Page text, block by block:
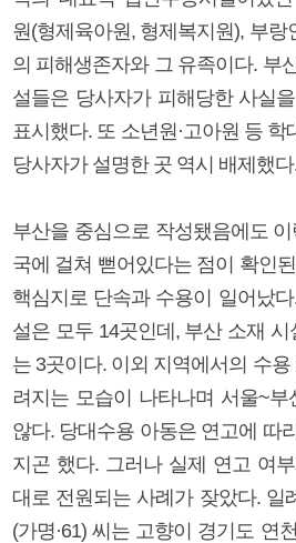
원(형제육아원, 형제복지원), 부
의 피해생존자와 그 유족이다. 부
설들은 당사자가 피해당한 사실
표시했다. 또 소년원·고아원 등
당사자가 설명한 곳 역시 배제했
부산을 중심으로 작성됐음에도 이
국에 걸쳐 뻗어있다는 점이 확인
핵심지로 단속과 수용이 일어났
설은 모두 14곳인데, 부산 소재
는 3곳이다. 이외 지역에서의 수용
려지는 모습이 나타나며 서울~
않다. 당대수용 아동은 연고에 따
지곤 했다. 그러나 실제 연고 여
대로 전원되는 사례가 잦았다. 일
(가명·61) 씨는 고향이 경기도 연